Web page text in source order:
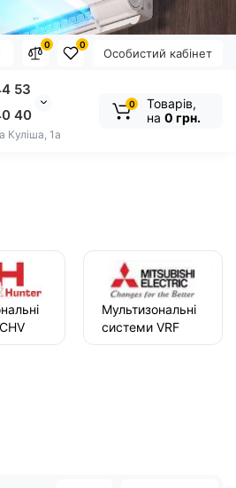
Особистий кабінет
0
0
53
40
Куліша, 1а
0
Товарів,
на 0 грн.
Мультизональні
системи VRF